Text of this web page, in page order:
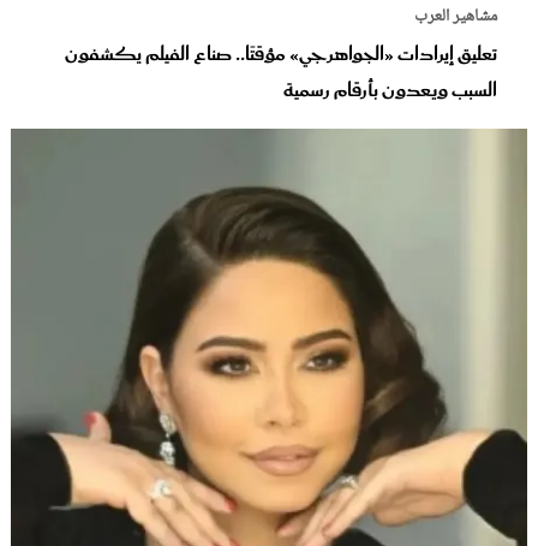
مشاهير العرب
تعليق إيرادات «الجواهرجي» مؤقتًا.. صناع الفيلم يكشفون
السبب ويعدون بأرقام رسمية